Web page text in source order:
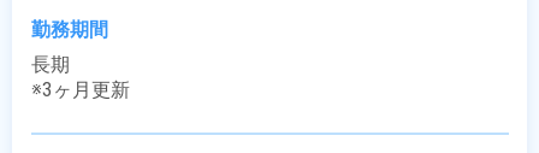
勤務期間
長期
※3ヶ月更新